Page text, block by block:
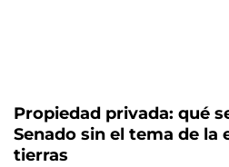
Propiedad privada: qué
Senado sin el tema de la
tierras